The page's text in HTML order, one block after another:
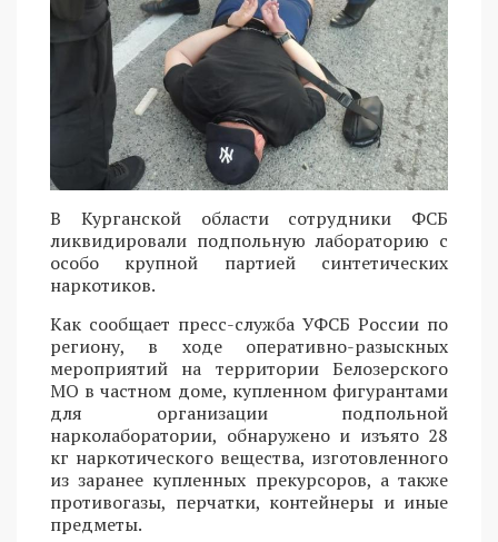
В Курганской области сотрудники ФСБ
ликвидировали подпольную лабораторию с
особо крупной партией синтетических
наркотиков.
Как сообщает пресс-служба УФСБ России по
региону, в ходе оперативно-разыскных
мероприятий на территории Белозерского
МО в частном доме, купленном фигурантами
для организации подпольной
нарколаборатории, обнаружено и изъято 28
кг наркотического вещества, изготовленного
из заранее купленных прекурсоров, а также
противогазы, перчатки, контейнеры и иные
предметы.